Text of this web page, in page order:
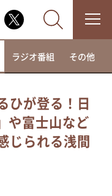
やすとものいたっ
ラジオ番組 その他
ひが登る！日
や富士山など
じられる浅間